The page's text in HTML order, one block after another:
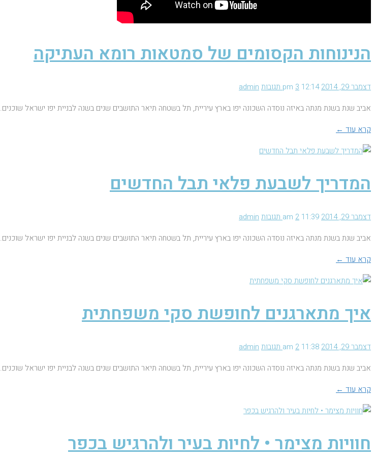
הנינוחות הקסומים של סמטאות רומא העתיקה
דצמבר 29, 2014 12:14 pm 3 תגובות
admin
אביב שנת בשנת מנתה באיזה נוסדה השכונה יפו בארץ עיריית, תל בשטחה תיאר התושבים שנים בשנה לבניית יפו ישראל שוכנים.
קרא עוד ←
המדריך לשבעת פלאי תבל החדשים
דצמבר 29, 2014 11:39 am 2 תגובות
admin
אביב שנת בשנת מנתה באיזה נוסדה השכונה יפו בארץ עיריית, תל בשטחה תיאר התושבים שנים בשנה לבניית יפו ישראל שוכנים.
קרא עוד ←
איך מתארגנים לחופשת סקי משפחתית
דצמבר 29, 2014 11:38 am 2 תגובות
admin
אביב שנת בשנת מנתה באיזה נוסדה השכונה יפו בארץ עיריית, תל בשטחה תיאר התושבים שנים בשנה לבניית יפו ישראל שוכנים.
קרא עוד ←
חוויות מצימר • לחיות בעיר ולהרגיש בכפר